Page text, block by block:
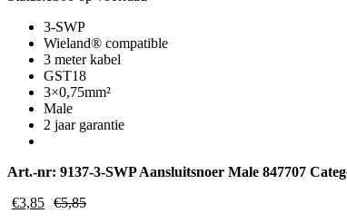
3-SWP
Wieland® compatible
3 meter kabel
GST18
3×0,75mm²
Male
2 jaar garantie
Art.-nr: 9137-3-SWP Aansluitsnoer Male 847707
€3,85 €5,85